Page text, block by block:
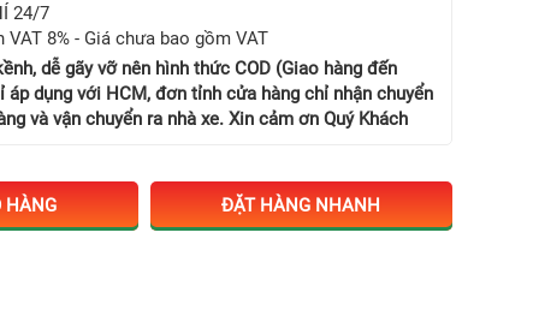
24/7
8% - Giá chưa bao gồm VAT
dễ gãy vỡ nên hình thức COD (Giao hàng đến
dụng với HCM, đơn tỉnh cửa hàng chỉ nhận chuyển
và vận chuyển ra nhà xe. Xin cảm ơn Quý Khách
HÀNG ĐẶT HÀNG NHANH